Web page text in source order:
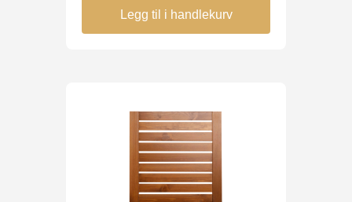
Legg til i handlekurv